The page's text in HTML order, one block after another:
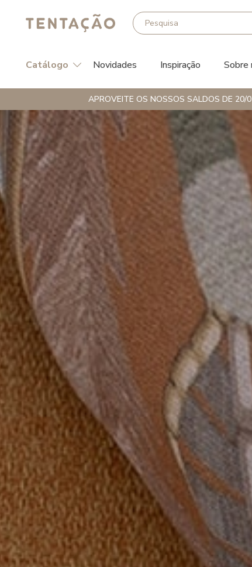
Catálogo Novidades Inspiração Sobre
APROVEITE OS NOSSOS SALDOS DE 20/